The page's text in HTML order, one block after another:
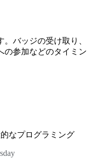
バッジの受け取り、
の参加などのタイミン
なプログラミング